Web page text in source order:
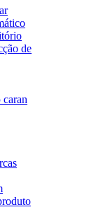
de
caran